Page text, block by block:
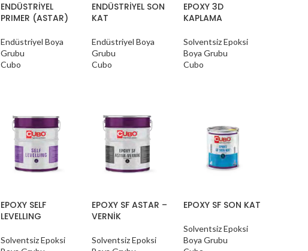
ENDÜSTRİYEL
PRIMER (ASTAR)
Endüstriyel Boya
Grubu
Cubo
ENDÜSTRİYEL SON
KAT
Endüstriyel Boya
Grubu
Cubo
EPOXY 3D
KAPLAMA
Solventsiz Epoksi
Boya Grubu
Cubo
EPOXY SELF
LEVELLING
Solventsiz Epoksi
EPOXY SF ASTAR –
VERNİK
Solventsiz Epoksi
EPOXY SF SON KAT
Solventsiz Epoksi
Boya Grubu